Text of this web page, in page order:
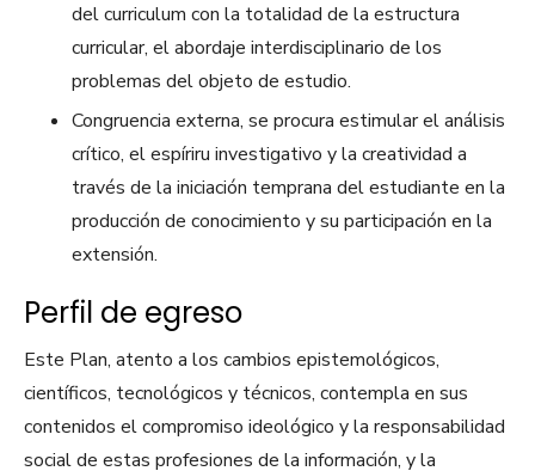
del curriculum con la totalidad de la estructura
curricular, el abordaje interdisciplinario de los
problemas del objeto de estudio.
Congruencia externa, se procura estimular el análisis
crítico, el espíriru investigativo y la creatividad a
través de la iniciación temprana del estudiante en la
producción de conocimiento y su participación en la
extensión.
Perfil de egreso
Este Plan, atento a los cambios epistemológicos,
científicos, tecnológicos y técnicos, contempla en sus
contenidos el compromiso ideológico y la responsabilidad
social de estas profesiones de la información, y la